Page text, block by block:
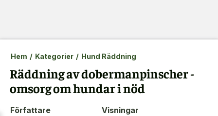
Hem / Kategorier / Hund Räddning
Räddning av dobermanpinscher -
omsorg om hundar i nöd
Författare
Visningar